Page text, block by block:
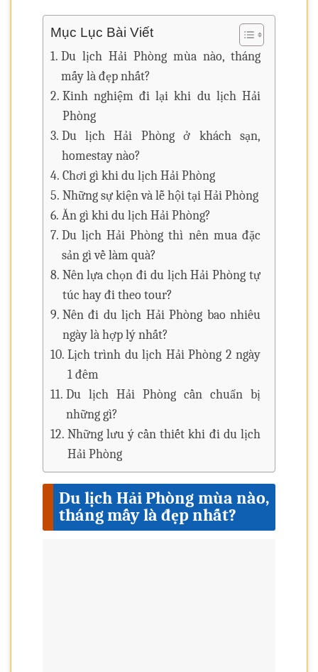
Mục Lục Bài Viết
Du lịch Hải Phòng mùa nào, tháng
mấy là đẹp nhất?
Kinh nghiệm đi lại khi du lịch Hải
Phòng
Du lịch Hải Phòng ở khách sạn,
homestay nào?
Chơi gì khi du lịch Hải Phòng
Những sự kiện và lễ hội tại Hải Phòng
Ăn gì khi du lịch Hải Phòng?
Du lịch Hải Phòng thì nên mua đặc
sản gì về làm quà?
Nên lựa chọn đi du lịch Hải Phòng tự
túc hay đi theo tour?
Nên đi du lịch Hải Phòng bao nhiêu
ngày là hợp lý nhất?
Lịch trình du lịch Hải Phòng 2 ngày
1 đêm
Du lịch Hải Phòng cần chuẩn bị
những gì?
Những lưu ý cần thiết khi đi du lịch
Hải Phòng
Du lịch Hải Phòng mùa nào,
tháng mấy là đẹp nhất?